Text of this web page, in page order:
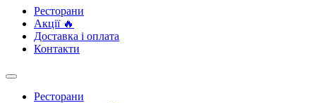
Ресторани
Акції 🔥
Доставка і оплата
Контакти
Ресторани